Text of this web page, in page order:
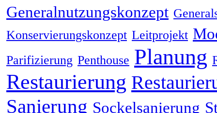
Generalnutzungskonzept
Konservierungskonzept Leitprojekt
Parifizierung Penthouse Planung
Restaurierung
Sanierung Sockelsanierung